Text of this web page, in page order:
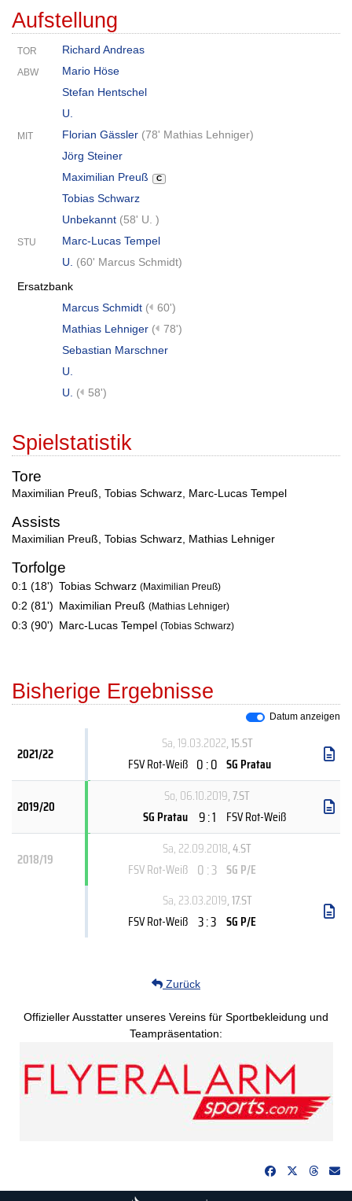
Aufstellung
TOR Richard Andreas
ABW
Mario Höse
Stefan Hentschel
U.
MIT Florian Gässler (78' Mathias Lehniger)
Jörg Steiner
Maximilian Preuß
C
Tobias Schwarz
Unbekannt (58' U. )
STU
Marc-Lucas Tempel
U. (60' Marcus Schmidt)
Ersatzbank
Marcus Schmidt (
60')
Mathias Lehniger (
78')
Sebastian Marschner
U.
U. ( 58')
Spielstatistik
Tore
Maximilian Preuß Tobias Schwarz Marc-Lucas Tempel
Assists
Maximilian Preuß Tobias Schwarz Mathias Lehniger
Torfolge
0:1 (18') Tobias Schwarz (Maximilian Preuß)
0:2 (81') Maximilian Preuß (Mathias Lehniger)
0:3 (90') Marc-Lucas Tempel (Tobias Schwarz)
Bisherige Ergebnisse
Datum anzeigen
2021/22
Sa, 19.03.2022, 15.ST
FSV Rot-Weiß 0 : 0 SG Pratau
2019/20
So, 06.10.2019, 7.ST
SG Pratau 9 : 1 FSV Rot-Weiß
2018/19
Sa, 22.09.2018, 4.ST
FSV Rot-Weiß 0 : 3 SG P/E
Sa, 23.03.2019, 17.ST
FSV Rot-Weiß 3 : 3 SG P/E
Zurück
Offizieller Ausstatter unseres Vereins für Sportbekleidung und
Teampräsentation: